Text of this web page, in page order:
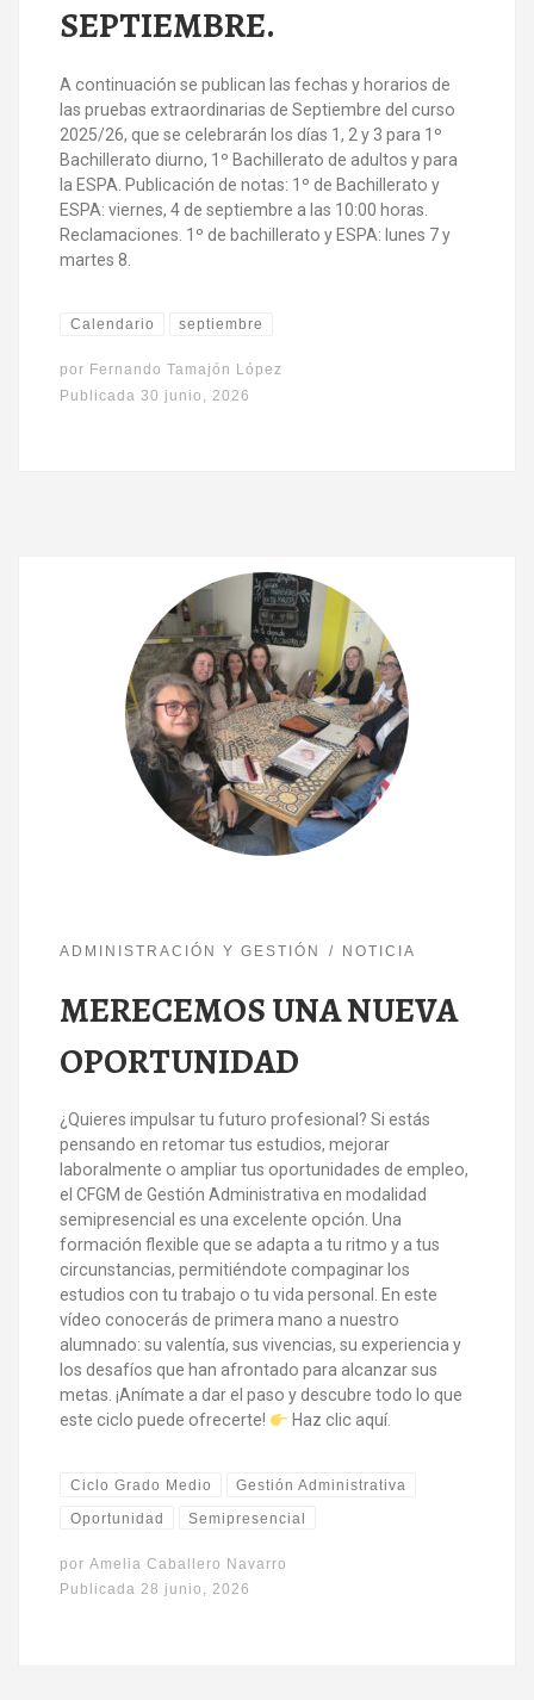
SEPTIEMBRE.
A continuación se publican las fechas y horarios de
las pruebas extraordinarias de Septiembre del curso
2025/26, que se celebrarán los días 1, 2 y 3 para 1º
Bachillerato diurno, 1º Bachillerato de adultos y para
la ESPA. Publicación de notas: 1º de Bachillerato y
ESPA: viernes, 4 de septiembre a las 10:00 horas.
Reclamaciones. 1º de bachillerato y ESPA: lunes 7 y
martes 8.
Calendario septiembre
por Fernando Tamajón López
Publicada30 junio, 2026
ADMINISTRACIÓN Y GESTIÓN NOTICIA
MERECEMOS UNA NUEVA
OPORTUNIDAD
¿Quieres impulsar tu futuro profesional? Si estás
pensando en retomar tus estudios, mejorar
laboralmente o ampliar tus oportunidades de empleo,
el CFGM de Gestión Administrativa en modalidad
semipresencial es una excelente opción. Una
formación flexible que se adapta a tu ritmo y a tus
circunstancias, permitiéndote compaginar los
estudios con tu trabajo o tu vida personal. En este
vídeo conocerás de primera mano a nuestro
alumnado: su valentía, sus vivencias, su experiencia y
los desafíos que han afrontado para alcanzar sus
metas. ¡Anímate a dar el paso y descubre todo lo que
este ciclo puede ofrecerte!
Haz clic aquí.
Ciclo Grado Medio Gestión Administrativa
Oportunidad Semipresencial
porAmelia Caballero Navarro
Publicada 28 junio, 2026